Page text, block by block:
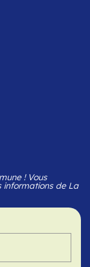
! Vous
informations de La